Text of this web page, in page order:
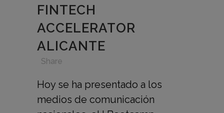
FINTECH
ACCELERATOR
ALICANTE
Share
Hoy se ha presentado a los
medios de comunicación